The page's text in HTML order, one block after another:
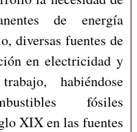
de energía
diversas fuentes de
en electricidad y
habiéndose
fósiles
XIX en las fuentes